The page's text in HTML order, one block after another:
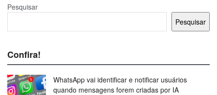
Pesquisar
Pesquisar
Confira!
WhatsApp vai identificar e notificar usuários
quando mensagens forem criadas por IA